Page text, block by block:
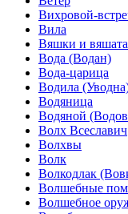
Вихровой-
Вила
Вяшки и вяшата
Вода (Водан)
Вода-царица
Водила
Водяница
Водяной
Волх Всеславич
Волхвы
Волк
Волкодлак
Волшебные
Волшебное